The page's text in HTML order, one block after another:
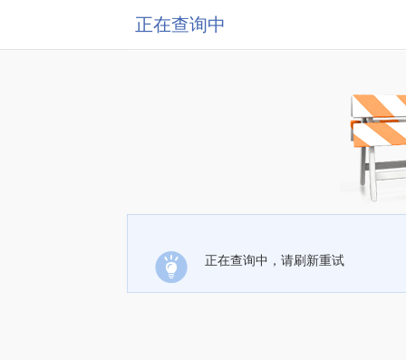
正在查询中
正在查询中，请刷新重试